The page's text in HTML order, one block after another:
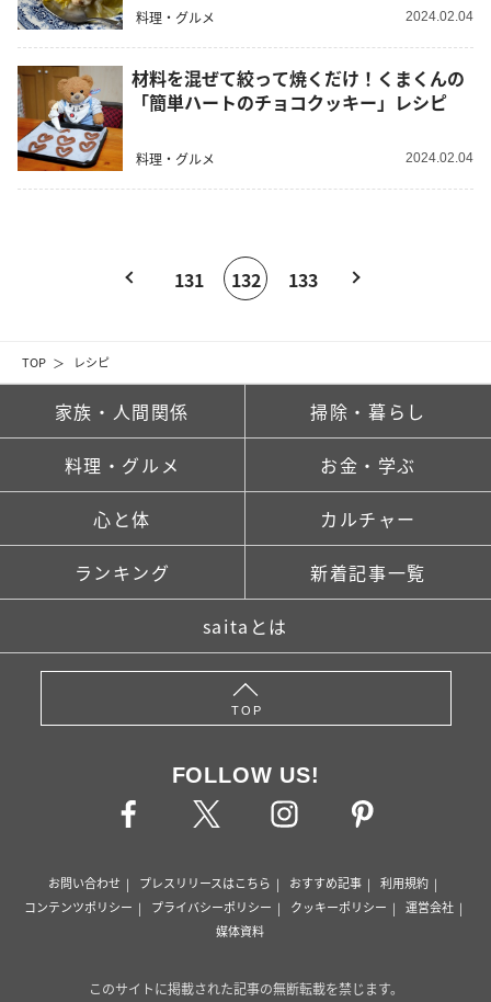
TOP レシピ
料理・グルメ 2024.02.04
材料を混ぜて絞って焼くだけ！くまくんの
「簡単ハートのチョコクッキー」レシピ
料理・グルメ 2024.02.04
131 132 133
家族・人間関係 掃除・暮らし
料理・グルメ お金・学ぶ
心と体 カルチャー
ランキング 新着記事一覧
saitaとは
TOP
FOLLOW US!
お問い合わせ プレスリリースはこちら おすすめ記事
利用規約
コンテンツポリシー
プライバシーポリシー クッキーポリシー
運営会社
媒体資料
このサイトに掲載された記事の無断転載を禁じます。